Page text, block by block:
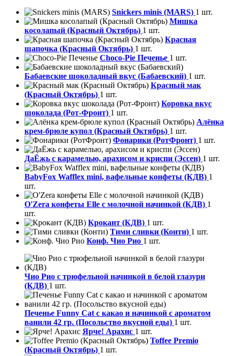
Snickers minis (MARS) 1 шт.
Мишка
косолапый (Красный Октябрь) 1 шт.
Красная
шапочка (Красный Октябрь) 1 шт.
Choco-Pie Печенье 1 шт.
Бабаевские шоколадный вкус (Бабаевский) 1 шт.
Красный мак
(Красный Октябрь) 1 шт.
Коровка вкус
шоколада (Рот-Фронт) 1 шт.
Алёнка
крем-брюле купол (Красный Октябрь) 1 шт.
Фонарики (РотФронт) 1 шт.
ДаЁжь с карамелью, арахисом и криспи (Эссен) 1 шт.
BabyFox Wafflex mini, вафельные конфеты (КДВ) 1
шт.
O'Zera конфеты Elle с молочной начинкой (КДВ) 1
шт.
Крокант (КДВ) 1 шт.
Тими сливки (Конти) 1 шт.
Конф. Чио Рио 1 шт.
Чио Рио с трюфельной начинкой в белой глазури
(КДВ) 1 шт.
Печенье Funny Сat с какао и начинкой с ароматом
ванили 42 гр. (Посольство вкусной еды) 1 шт.
Ярче! Арахис 1 шт.
Toffee Premio
(Красный Октябрь) 1 шт.